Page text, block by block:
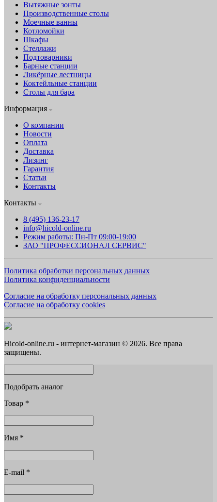
Вытяжные зонты
Производственные столы
Моечные ванны
Котломойки
Шкафы
Стеллажи
Подтоварники
Барные станции
Ликёрные лестницы
Коктейльные станции
Столы для бара
Информация
О компании
Новости
Оплата
Доставка
Лизинг
Гарантия
Статьи
Контакты
Контакты
8 (495) 136-23-17
info@hicold-online.ru
Режим работы: Пн-Пт 09:00-19:00
ЗАО "ПРОФЕССИОНАЛ СЕРВИС"
Политика обработки персональных данных
Политика конфиденциальности
Согласие на обработку персональных данных
Согласие на обработку cookies
Hicold-online.ru - интернет-магазин © 2026. Все права
защищены.
Подобрать аналог
Товар *
Имя *
E-mail *